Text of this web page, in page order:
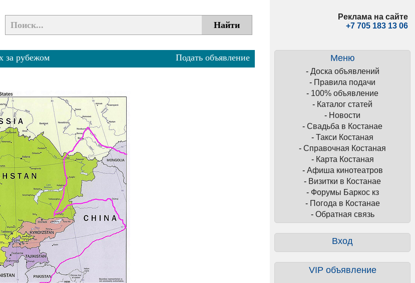
Реклама на сайте
+7 705 183 13 06
Меню
- Доска объявлений
- Правила подачи
- 100% объявление
- Каталог статей
- Новости
- Свадьба в Костанае
- Такси Костаная
- Справочная Костаная
- Карта Костаная
- Афиша кинотеатров
- Визитки в Костанае
- Форумы Баркос кз
- Погода в Костанае
- Обратная связь
Вход
VIP объявление
Подать объявление
за рубежом